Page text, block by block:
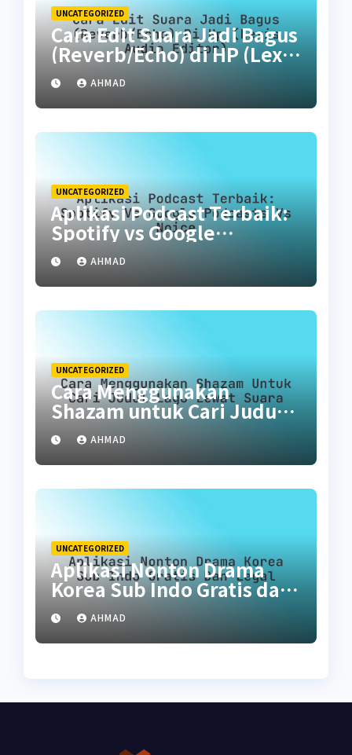
UNCATEGORIZED
Cara Edit Suara Jadi Bagus
(Reverb/Echo) di HP (Lexis
Audio Editor)
AHMAD
UNCATEGORIZED
Aplikasi Podcast Terbaik:
Spotify vs Google
Podcasts vs Noice
AHMAD
UNCATEGORIZED
Cara Menggunakan
Shazam untuk Cari Judul
Lagu Lewat Suara
AHMAD
UNCATEGORIZED
Aplikasi Nonton Drama
Korea Sub Indo Gratis dan
LegalAHMAD